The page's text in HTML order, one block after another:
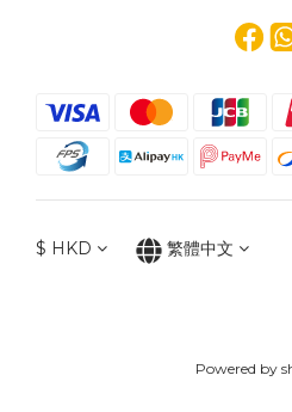
$ HKD 繁體中文
Powered by